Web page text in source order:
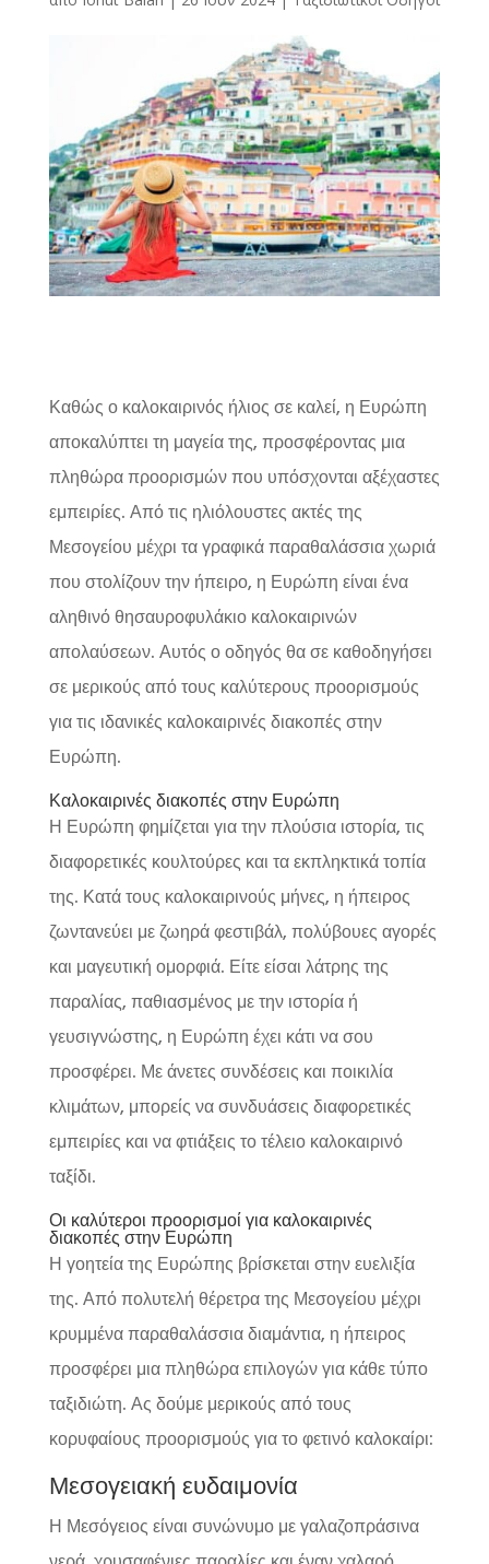
Καθώς ο καλοκαιρινός ήλιος σε καλεί, η Ευρώπη
αποκαλύπτει τη μαγεία της, προσφέροντας μια
πληθώρα προορισμών που υπόσχονται αξέχαστες
εμπειρίες. Από τις ηλιόλουστες ακτές της
Μεσογείου μέχρι τα γραφικά παραθαλάσσια χωριά
που στολίζουν την ήπειρο, η Ευρώπη είναι ένα
αληθινό θησαυροφυλάκιο καλοκαιρινών
απολαύσεων. Αυτός ο οδηγός θα σε καθοδηγήσει
σε μερικούς από τους καλύτερους προορισμούς
για τις ιδανικές καλοκαιρινές διακοπές στην
Ευρώπη.
Καλοκαιρινές διακοπές στην Ευρώπη
Η Ευρώπη φημίζεται για την πλούσια ιστορία, τις
διαφορετικές κουλτούρες και τα εκπληκτικά τοπία
της. Κατά τους καλοκαιρινούς μήνες, η ήπειρος
ζωντανεύει με ζωηρά φεστιβάλ, πολύβουες αγορές
και μαγευτική ομορφιά. Είτε είσαι λάτρης της
παραλίας, παθιασμένος με την ιστορία ή
γευσιγνώστης, η Ευρώπη έχει κάτι να σου
προσφέρει. Με άνετες συνδέσεις και ποικιλία
κλιμάτων, μπορείς να συνδυάσεις διαφορετικές
εμπειρίες και να φτιάξεις το τέλειο καλοκαιρινό
ταξίδι.
Οι καλύτεροι προορισμοί για καλοκαιρινές
διακοπές στην Ευρώπη
Η γοητεία της Ευρώπης βρίσκεται στην ευελιξία
της. Από πολυτελή θέρετρα της Μεσογείου μέχρι
κρυμμένα παραθαλάσσια διαμάντια, η ήπειρος
προσφέρει μια πληθώρα επιλογών για κάθε τύπο
ταξιδιώτη. Ας δούμε μερικούς από τους
κορυφαίους προορισμούς για το φετινό καλοκαίρι:
Μεσογειακή ευδαιμονία
Η Μεσόγειος είναι συνώνυμο με γαλαζοπράσινα